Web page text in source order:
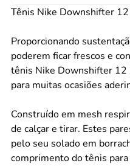
Tênis Nike Downshifter
Proporcionando
poderem ficar frescos e
tênis Nike Downshifter
para muitas ocasiões
Construído em mesh
de calçar e tirar. Estes
pelo seu solado em
comprimento do tênis